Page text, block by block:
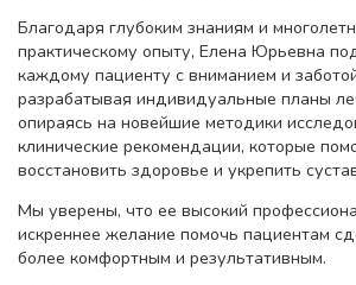
Благодаря глубоким знаниям и
практическому опыту, Елена Юрьевна
каждому пациенту с вниманием и
разрабатывая индивидуальные планы
опираясь на новейшие методики
клинические рекомендации, которые
восстановить здоровье и укрепить
Мы уверены, что ее высокий
искреннее желание помочь пациентам
более комфортным и результативным.